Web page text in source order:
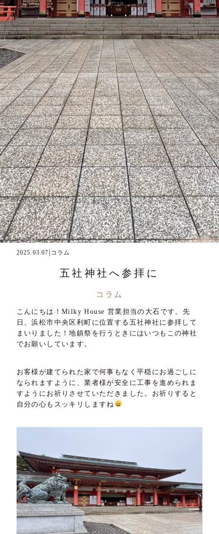
2025.03.07 コラム
五社神社へ参拝に
コラム
こんにちは！Milky House 営業担当の大石です。先
日、浜松市中央区利町に位置する五社神社に参拝して
まいりました！地鎮祭を行うときにはいつもこの神社
でお願いしています。
お客様が建てられた家で何事もなく平穏にお過ごしに
なられますように、業者様が安全に工事を進められま
すようにお祈りさせていただきました。お祈りすると
自分の心もスッキリしますね